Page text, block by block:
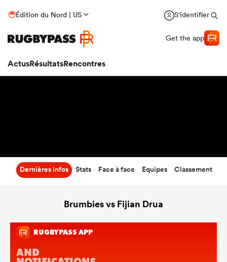
Édition du Nord | US S'identifier
Get the app
ActusRésultatsRencontres
Dernières infos Stats Face à face Equipes Classement
Brumbies vs Fijian Drua